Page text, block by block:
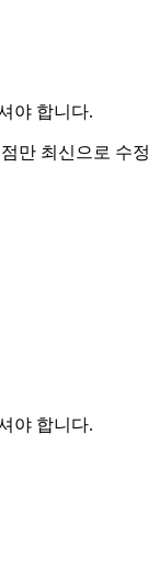
야 합니다.
만 최신으로 수정
야 합니다.